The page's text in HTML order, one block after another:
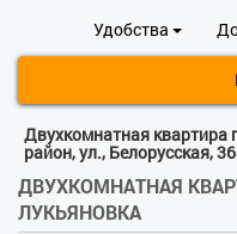
Удобства
Двухкомнатная квартира
район, ул., Белорусская,
ДВУХКОМНАТНАЯ
ЛУКЬЯНОВКА